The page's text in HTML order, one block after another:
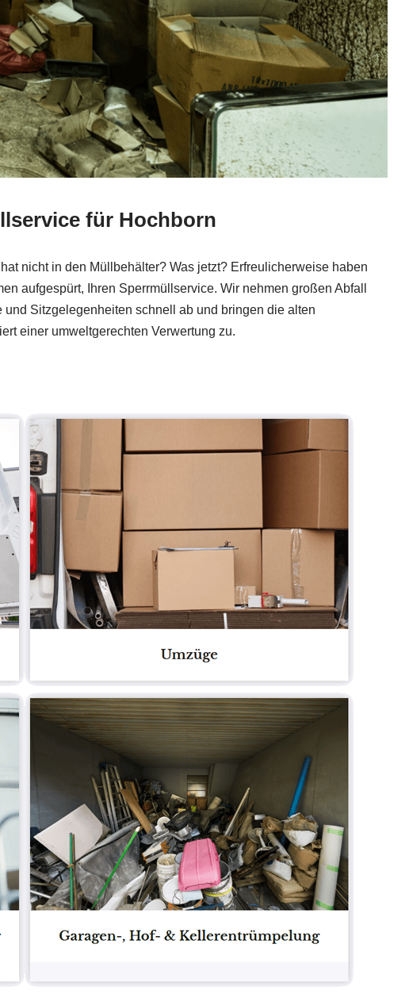
für Hochborn
nicht in den Müllbehälter? Was jetzt? Erfreulicherweise haben
aufgespürt, Ihren Sperrmüllservice. Wir nehmen großen Abfall
und Sitzgelegenheiten schnell ab und bringen die alten
einer umweltgerechten Verwertung zu.